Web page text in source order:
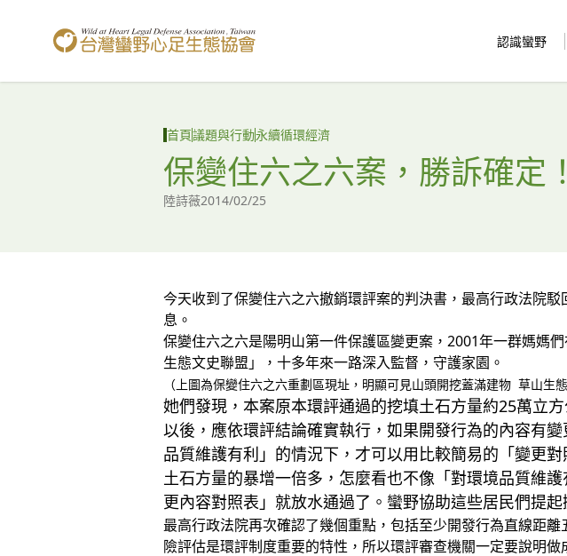
台灣蠻野心足生態協會
認識蠻野
首頁議題與行動永續循環經濟
保變住六之六案，勝訴確定！
陸詩薇2014/02/25
今天收到了保變住六之六撤銷環評案的判決書，最高行政法院
息。
保變住六之六是陽明山第一件保護區變更案，2001年一群媽媽
生態文史聯盟」，十多年來一路深入監督，守護家園。
（上圖為保變住六之六重劃區現址，明顯可見山頭開挖蓋滿建物 草山生態
她們發現，本案原本環評通過的挖填土石方量約25萬立
以後，應依環評結論確實執行，如果開發行為的內容有
品質維護有利」的情況下，才可以用比較簡易的「變更對
土石方量的暴增一倍多，怎麼看也不像「對環境品質維
更內容對照表」就放水通過了。蠻野協助這些居民們提
最高行政法院再次確認了幾個重點，包括至少開發行為直線距
險評估是環評制度重要的特性，所以環評審查機關一定要說明